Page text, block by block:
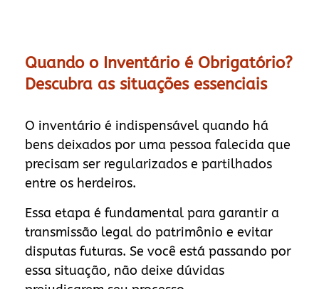
Quando o Inventário é Obrigatório?
Descubra as situações essenciais
O inventário é indispensável quando há
bens deixados por uma pessoa falecida que
precisam ser regularizados e partilhados
entre os herdeiros.
Essa etapa é fundamental para garantir a
transmissão legal do patrimônio e evitar
disputas futuras. Se você está passando por
essa situação, não deixe dúvidas